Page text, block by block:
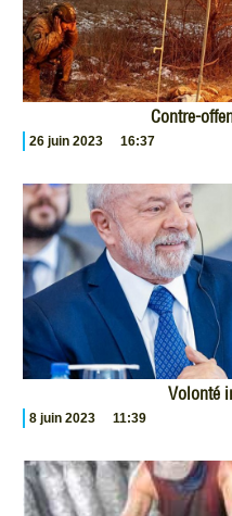
Contre-
26 juin 2023 16:37
Volonté
8 juin 2023 11:39